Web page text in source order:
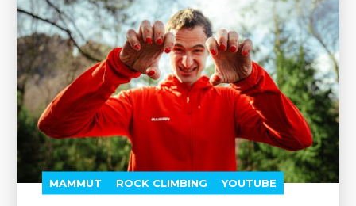
MAMMUT ROCK CLIMBING YOUTUBE